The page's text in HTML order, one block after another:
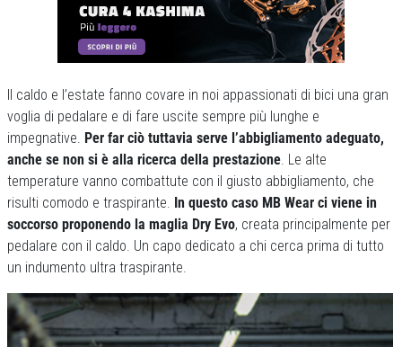
Il caldo e l’estate fanno covare in noi appassionati di bici una gran
voglia di pedalare e di fare uscite sempre più lunghe e
impegnative. Per far ciò tuttavia serve l’abbigliamento adeguato,
anche se non si è alla ricerca della prestazione. Le alte
temperature vanno combattute con il giusto abbigliamento, che
risulti comodo e traspirante. In questo caso MB Wear ci viene in
soccorso proponendo la maglia Dry Evo, creata principalmente per
pedalare con il caldo. Un capo dedicato a chi cerca prima di tutto
un indumento ultra traspirante.